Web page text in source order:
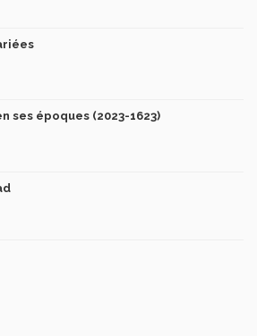
ses époques (2023-1623)